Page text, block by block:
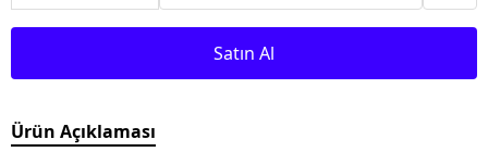
Satın Al
Ürün Açıklaması